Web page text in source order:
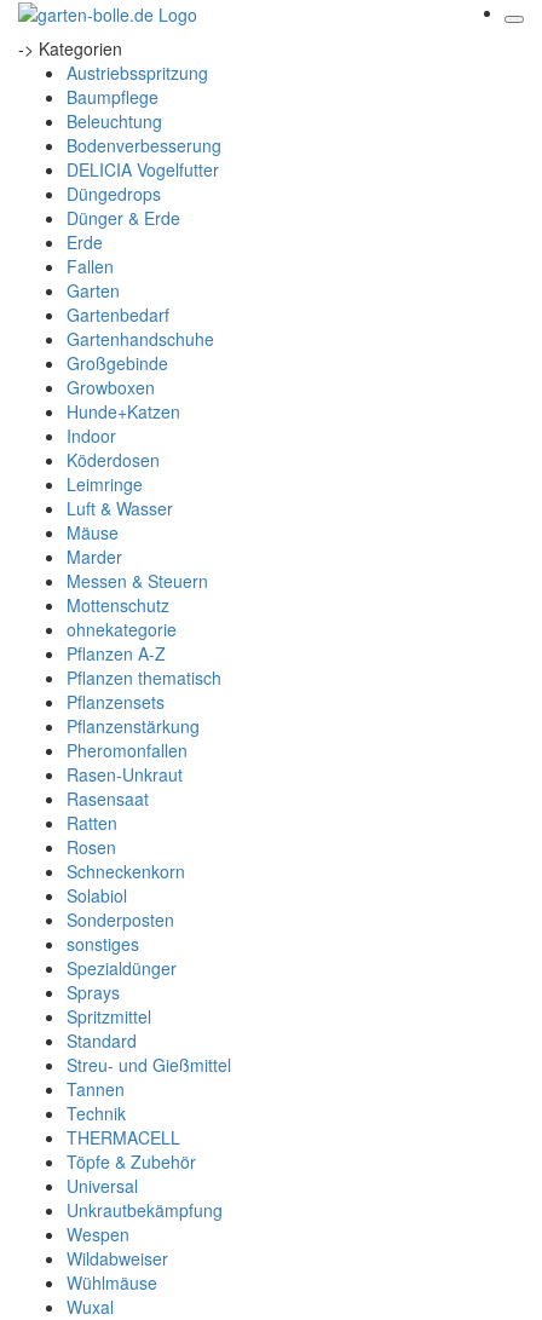
-> Kategorien
Austriebsspritzung
Baumpflege
Beleuchtung
Bodenverbesserung
DELICIA Vogelfutter
Düngedrops
Dünger & Erde
Erde
Fallen
Garten
Gartenbedarf
Gartenhandschuhe
Großgebinde
Growboxen
Hunde+Katzen
Indoor
Köderdosen
Leimringe
Luft & Wasser
Mäuse
Marder
Messen & Steuern
Mottenschutz
ohnekategorie
Pflanzen A-Z
Pflanzen thematisch
Pflanzensets
Pflanzenstärkung
Pheromonfallen
Rasen-Unkraut
Rasensaat
Ratten
Rosen
Schneckenkorn
Solabiol
Sonderposten
sonstiges
Spezialdünger
Sprays
Spritzmittel
Standard
Streu- und Gießmittel
Tannen
Technik
THERMACELL
Töpfe & Zubehör
Universal
Unkrautbekämpfung
Wespen
Wildabweiser
Wühlmäuse
Wuxal